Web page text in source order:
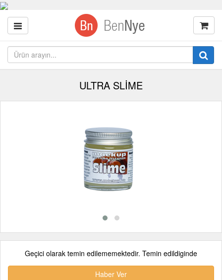
ULTRA SLİME
Geçici olarak temin edilememektedir. Temin edildiginde
Haber Ver